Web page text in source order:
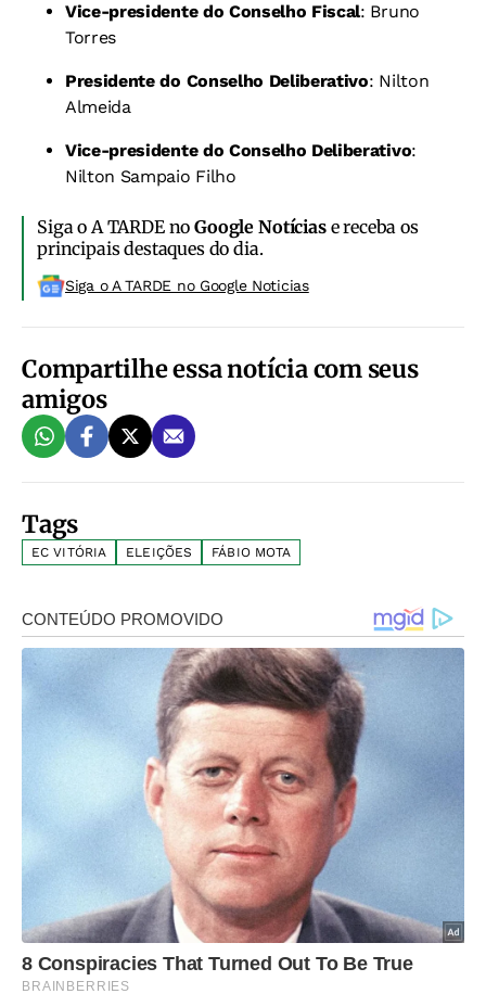
Vice-presidente do Conselho Fiscal: Bruno
Torres
Presidente do Conselho Deliberativo: Nilton
Almeida
Vice-presidente do Conselho Deliberativo:
Nilton Sampaio Filho
Siga o A TARDE noGoogle Notíciase receba os
principais destaques do dia.
Siga o A TARDE no Google Noticias
Compartilhe essa notícia com seus
amigos
Tags
EC VITÓRIA ELEIÇÕES FÁBIO MOTA